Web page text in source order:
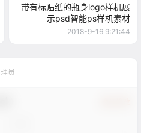
带有标贴纸的瓶身logo样机展
示psd智能ps样机素材
2018-9-16 9:21:44
员